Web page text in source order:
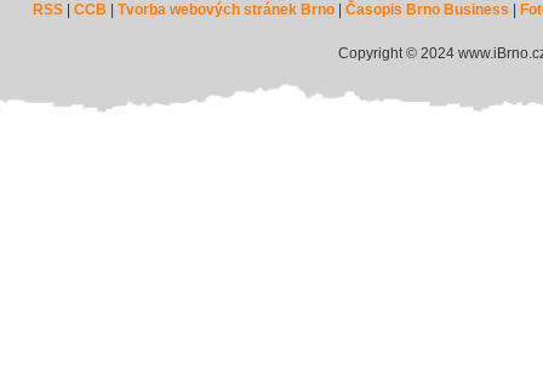
RSS |CCB |Tvorba webových stránek Brno |Časopis Brno Business
Copyright © 2024